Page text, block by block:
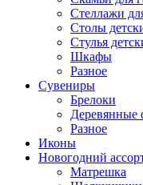
Стеллажи
Столы
Стулья
Шкафы
Разное
Сувениры
Брелоки
Деревянные
Разное
Иконы
Новогодний
Матрешка